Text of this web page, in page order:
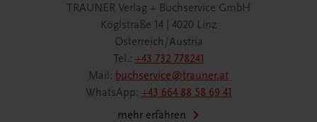
TRAUNER Verlag + Buchservice GmbH
Köglstraße 14 | 4020 Linz
Österreich/Austria
Tel.: +43 732 778241
Mail: buchservice@trauner.at
WhatsApp: +43 664 88 58 69 41
mehr erfahren